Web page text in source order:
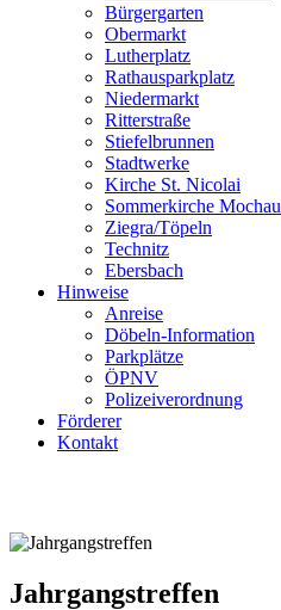
Bürgergarten
Obermarkt
Lutherplatz
Rathausparkplatz
Niedermarkt
Ritterstraße
Stiefelbrunnen
Stadtwerke
Kirche St. Nicolai
Sommerkirche Mochau
Ziegra/Töpeln
Technitz
Ebersbach
Hinweise
Anreise
Döbeln-Information
Parkplätze
ÖPNV
Polizeiverordnung
Förderer
Kontakt
Jahrgangstreffen